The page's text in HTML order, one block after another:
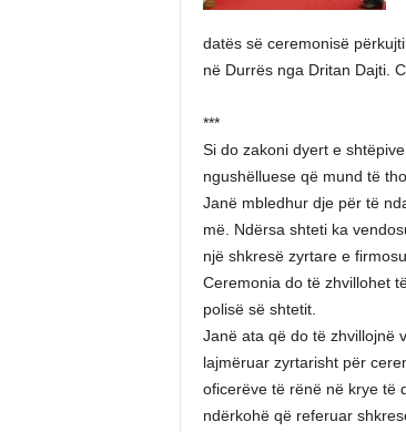
datës së ceremonisë
në Durrës nga Dritan Dajti.
***
Si do zakoni dyert e
ngushëlluese që mund të
Janë mbledhur dje për të
më. Ndërsa shteti ka
një shkresë zyrtare e
Ceremonia do të zhvillohet
polisë së shtetit.
Janë ata që do të zhvillojnë
lajmëruar zyrtarisht për
oficerëve të rënë në krye të
ndërkohë që referuar